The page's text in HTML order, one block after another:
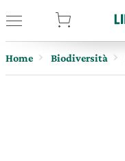
Home Biodiversità